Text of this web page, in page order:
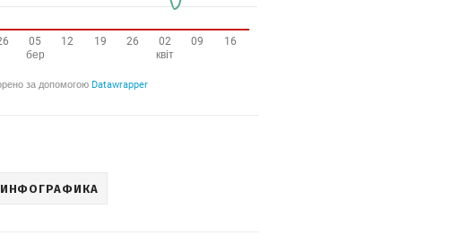
ИНФОГРАФИКА